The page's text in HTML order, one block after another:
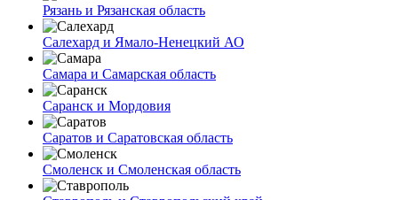
Рязань и Рязанская область
Салехард и Ямало-Ненецкий АО
Самара и Самарская область
Саранск и Мордовия
Саратов и Саратовская область
Смоленск и Смоленская область